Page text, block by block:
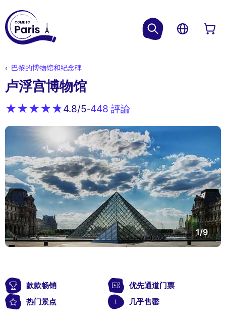
巴黎的博物馆和纪念碑
卢浮宫博物馆
4.8/5-448 評論
1/9
款款畅销
优先通道门票
热门景点
几乎售罄